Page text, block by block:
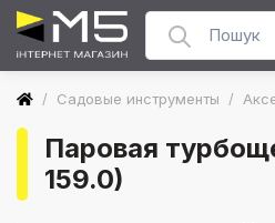
/ Садовые инструменты /
Паровая
159.0)